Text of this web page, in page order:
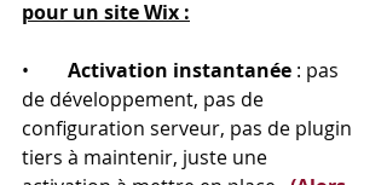
pour un site Wix :
• Activation instantanée : pas
de développement, pas de
configuration serveur, pas de plugin
tiers à maintenir, juste une